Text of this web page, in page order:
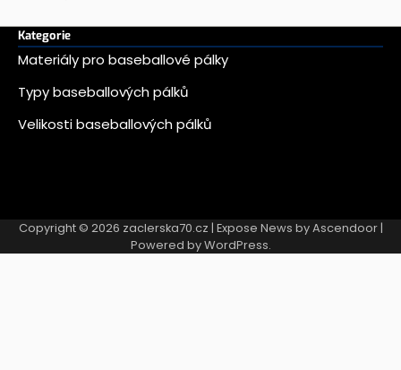
Kategorie
Materiály pro baseballové pálky
Typy baseballových pálků
Velikosti baseballových pálků
Copyright © 2026 zaclerska70.cz | Expose News byAscendoor|
Powered byWordPress.